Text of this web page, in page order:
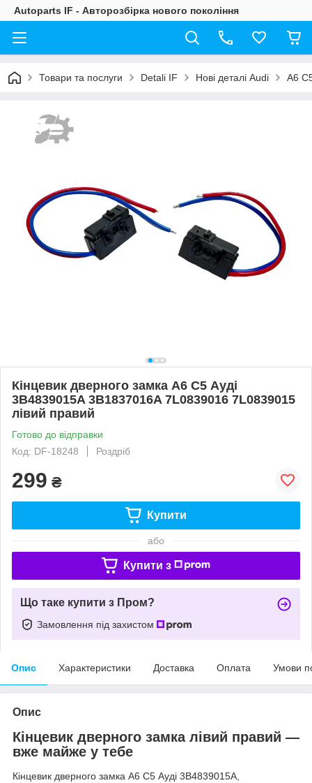
Autoparts IF - Авторозбірка нового покоління
Товари та послуги Detali IF Нові деталі Audi A6
Кінцевик дверного замка А6 С5 Ауді
3B4839015A 3B1837016A 7L0839016 7L0839015
лівий правий
Готово до відправки
Код: DF-18248
Роздріб
299 ₴
Купити
або
Купити з
Що таке купити з Пром?
Замовлення під захистом
Опис Характеристики Доставка Оплата Умови
Опис
Кінцевик дверного замка лівий правий —
вже майже у тебе
Кінцевик дверного замка А6 С5 Ауді 3B4839015A,